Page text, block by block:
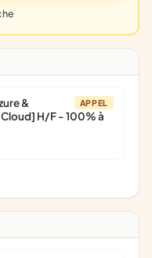
APPEL
&
H/F - 100% à